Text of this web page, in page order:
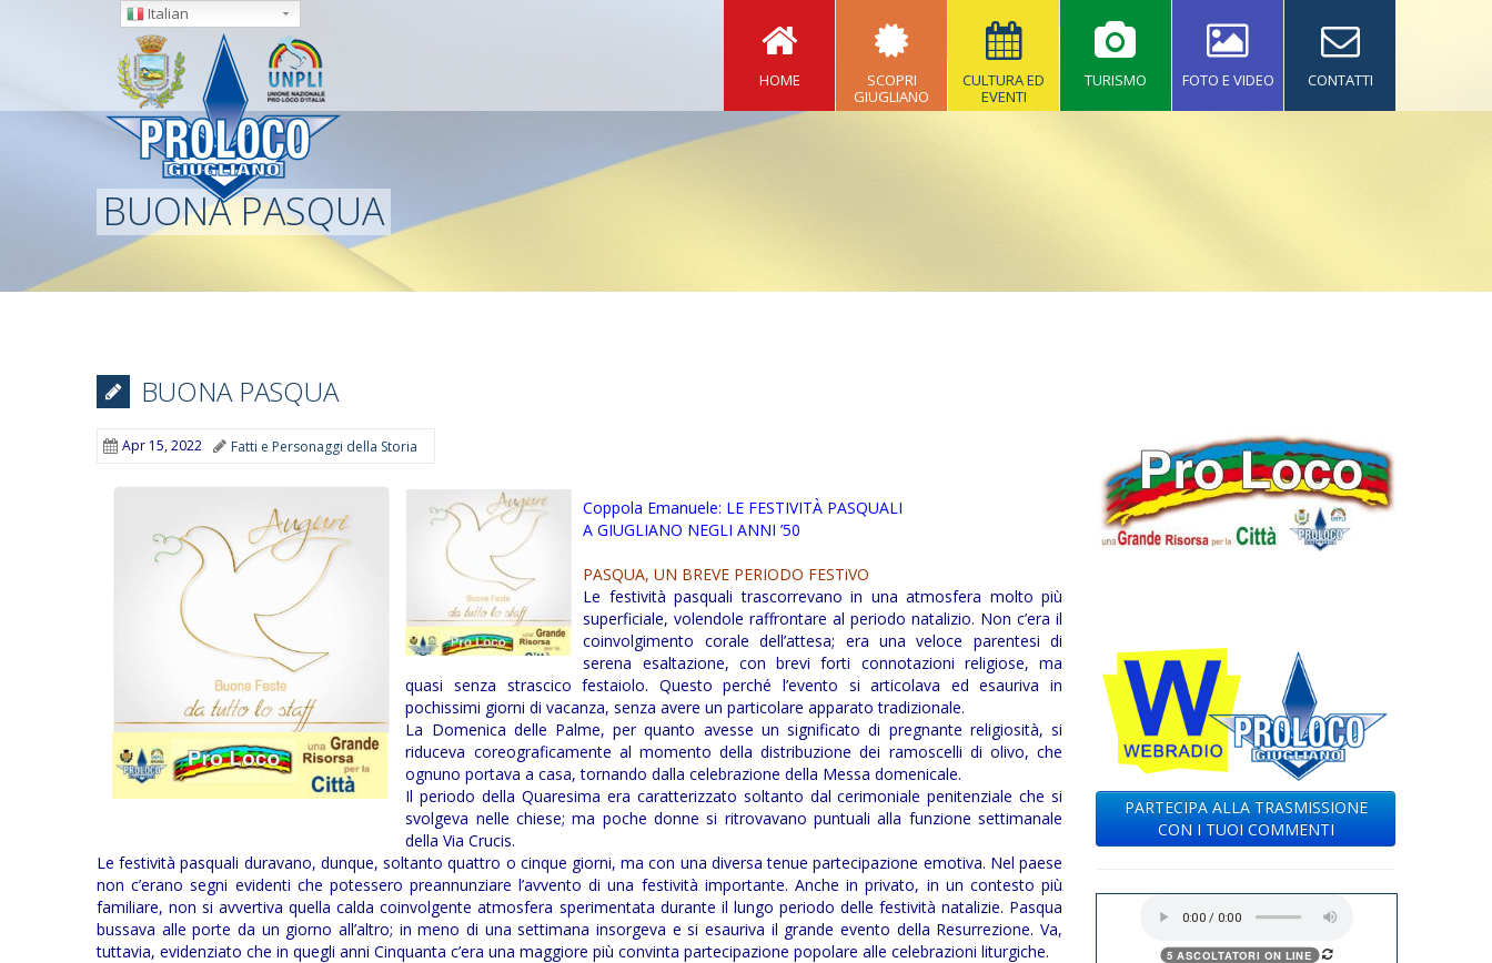
HOME
SCOPRI
GIUGLIANO
CULTURA ED
EVENTI
TURISMO FOTO E VIDEO CONTATTI
BUONA PASQUA
BUONA PASQUA
Apr 15, 2022 Fatti e Personaggi della Storia
Coppola Emanuele: LE FESTIVITÀ PASQUALI
A GIUGLIANO NEGLI ANNI ’50
PASQUA, UN BREVE PERIODO FESTiVO
Le festività pasquali trascorrevano in una atmosfera molto più
superficiale, volendole raffrontare al periodo natalizio. Non c’era il
coinvolgimento corale dell’attesa; era una veloce parentesi di
serena esaltazione, con brevi forti connotazioni religiose, ma
quasi senza strascico festaiolo. Questo perché l’evento si articolava ed esauriva in
pochissimi giorni di vacanza, senza avere un particolare apparato tradizionale.
La Domenica delle Palme, per quanto avesse un significato di pregnante religiosità, si
riduceva coreograficamente al momento della distribuzione dei ramoscelli di olivo, che
ognuno portava a casa, tornando dalla celebrazione della Messa domenicale.
Il periodo della Quaresima era caratterizzato soltanto dal cerimoniale penitenziale che si
svolgeva nelle chiese; ma poche donne si ritrovavano puntuali alla funzione settimanale
della Via Crucis.
Le festività pasquali duravano, dunque, soltanto quattro o cinque giorni, ma con una diversa tenue partecipazione emotiva. Nel paese
non c’erano segni evidenti che potessero preannunziare l’avvento di una festività importante. Anche in privato, in un contesto più
familiare, non si avvertiva quella calda coinvolgente atmosfera sperimentata durante il lungo periodo delle festività natalizie. Pasqua
bussava alle porte da un giorno all’altro; in meno di una settimana insorgeva e si esauriva il grande evento della Resurrezione. Va,
tuttavia, evidenziato che in quegli anni Cinquanta c’era una maggiore più convinta partecipazione popolare alle celebrazioni liturgiche.
PARTECIPA ALLA TRASMISSIONE
CON I TUOI COMMENTI
Italian